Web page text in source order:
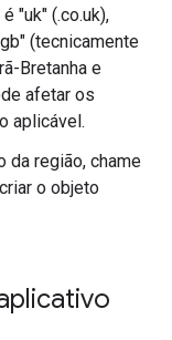
"uk" (.co.uk),
(tecnicamente
Bretanha e
afetar os
aplicável.
da região, chame
o objeto